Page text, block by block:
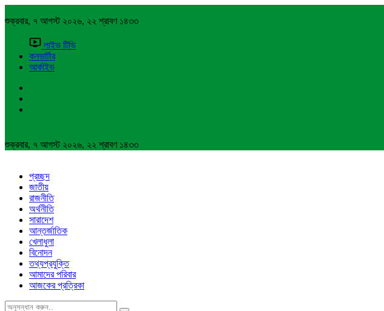
শুক্রবার, ৭ আগস্ট ২০২৬, ২২ শ্রাবণ ১৪৩৩
লাইভ টিভি
কনভার্টার
আর্কাইভ
শুক্রবার, ৭ আগস্ট ২০২৬, ২২ শ্রাবণ ১৪৩৩
প্রচ্ছদ
জাতীয়
রাজনীতি
অর্থনীতি
সারাদেশ
আন্তর্জাতিক
খেলাধুলা
বিনোদন
তথ্যপ্রযুক্তি
আমাদের পরিবার
আজকের প্রত্রিকা